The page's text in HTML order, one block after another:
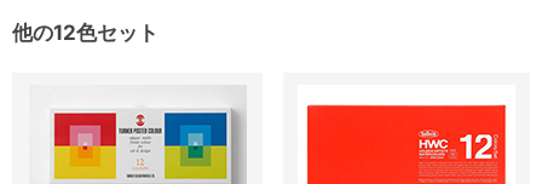
他の12色セット